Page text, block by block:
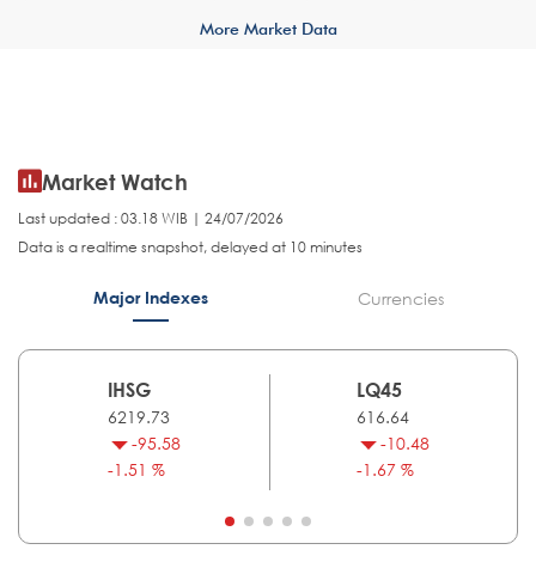
More Market Data
Market Watch
Last updated : 03.18 WIB | 24/07/2026
Data is a realtime snapshot, delayed at 10 minutes
Major Indexes Currencies
IHSG
6219.73
-95.58
-1.51 %
LQ45
616.64
-10.48
-1.67 %